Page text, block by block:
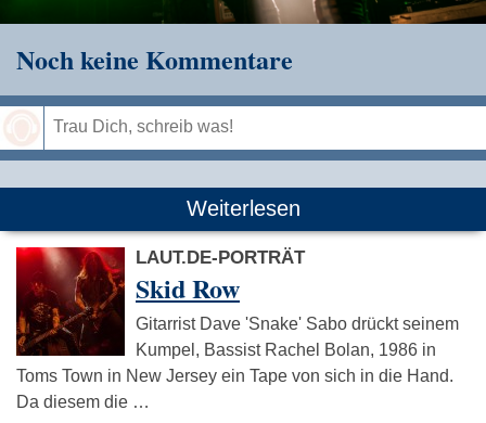
Noch keine Kommentare
Weiterlesen
LAUT.DE-PORTRÄT
Skid Row
Gitarrist Dave 'Snake' Sabo drückt seinem
Kumpel, Bassist Rachel Bolan, 1986 in
Toms Town in New Jersey ein Tape von sich in die Hand.
Da diesem die …